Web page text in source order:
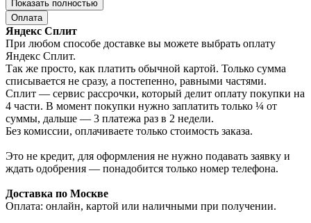
Показать полностью
Оплата
Яндекс Сплит
При любом способе доставке вы можете выбрать оплату
Яндекс Сплит.
Так же просто, как платить обычной картой. Только сумма
списывается не сразу, а постепенно, равными частями.
Сплит — сервис рассрочки, который делит оплату покупки на
4 части. В момент покупки нужно заплатить только ¼ от
суммы, дальше — 3 платежа раз в 2 недели.
Без комиссии, оплачиваете только стоимость заказа.
Это не кредит, для оформления не нужно подавать заявку и
ждать одобрения — понадобится только номер телефона.
Доставка по Москве
Оплата: онлайн, картой или наличными при получении.